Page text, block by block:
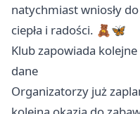
natychmiast wniosły
ciepła i radości. 🧸🦋
Klub zapowiada
dane
Organizatorzy już